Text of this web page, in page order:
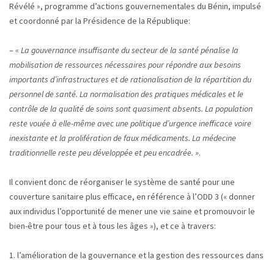
Révélé », programme d’actions gouvernementales du Bénin, impulsé
et coordonné par la Présidence de la République:
– « La gouvernance insuffisante du secteur de la santé pénalise la
mobilisation de ressources nécessaires pour répondre aux besoins
importants d’infrastructures et de rationalisation de la répartition du
personnel de santé. La normalisation des pratiques médicales et le
contrôle de la qualité de soins sont quasiment absents. La population
reste vouée à elle-même avec une politique d’urgence inefficace voire
inexistante et la prolifération de faux médicaments. La médecine
traditionnelle reste peu développée et peu encadrée. ».
Il convient donc de réorganiser le système de santé pour une
couverture sanitaire plus efficace, en référence à l’ODD 3 (« donner
aux individus l’opportunité de mener une vie saine et promouvoir le
bien-être pour tous et à tous les âges »), et ce à travers:
1. l’amélioration de la gouvernance et la gestion des ressources dans